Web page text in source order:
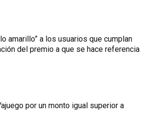
amarillo” a los usuarios que cumplan
del premio a que se hace referencia
por un monto igual superior a